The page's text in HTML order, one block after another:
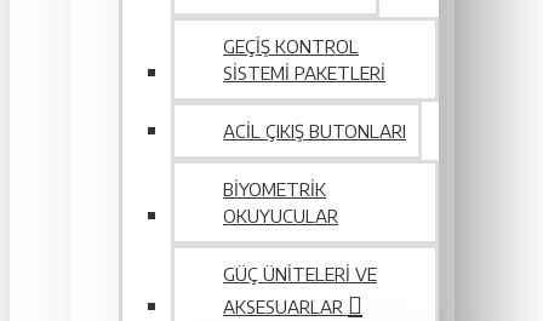
GEÇIŞ KONTROL
SISTEMI PAKETLERI
ACIL ÇIKIŞ BUTONLARI
BIYOMETRIK
OKUYUCULAR
GÜÇ ÜNITELERI VE
AKSESUARLAR